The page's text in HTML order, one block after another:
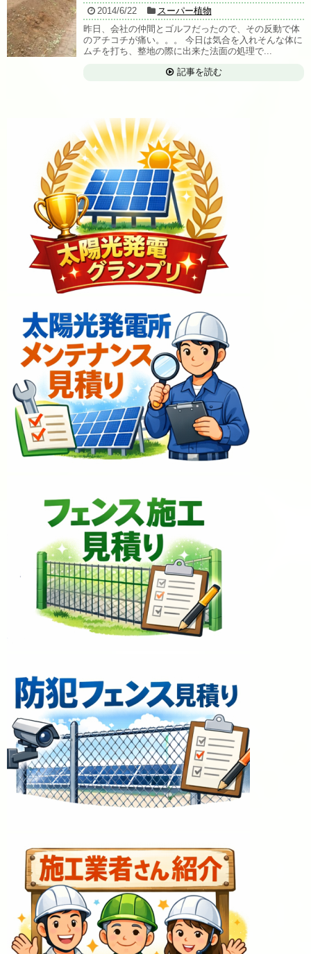
2014/6/22
スーパー植物
昨日、会社の仲間とゴルフだったので、その反動で体
のアチコチが痛い。。。 今日は気合を入れそんな体に
ムチを打ち、整地の際に出来た法面の処理で...
記事を読む